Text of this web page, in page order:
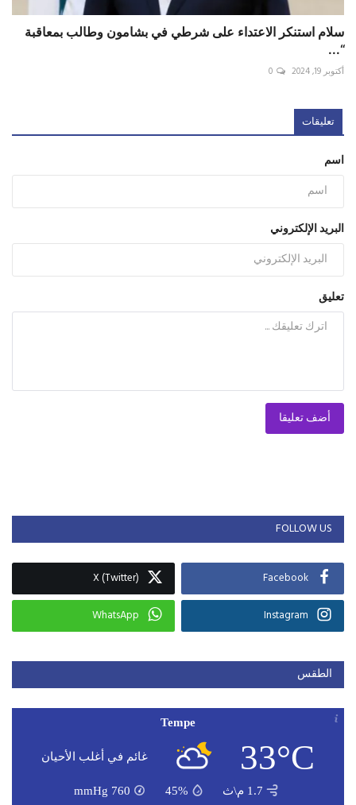
سلام استنكر الاعتداء على شرطي في بشامون وطالب بمعاقبة
“...
أكتوبر 19, 2024 0
تعليقات
اسم
البريد الإلكتروني
تعليق
أضف تعليقا
FOLLOW US
Facebook
X (Twitter)
Instagram
WhatsApp
الطقس
Tempe
33°C غائم في أغلب الأحيان
1.7 م\ث 45%
760
mmHg